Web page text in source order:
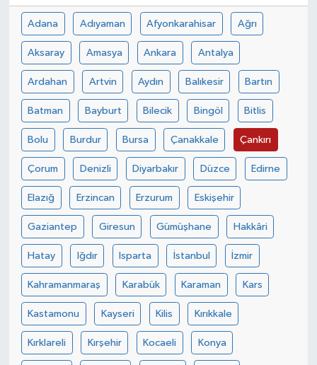
Adana Adıyaman Afyonkarahisar Ağrı
Aksaray Amasya Ankara Antalya
Ardahan Artvin Aydın Balıkesir Bartın
Batman Bayburt Bilecik Bingöl Bitlis
Bolu Burdur Bursa Çanakkale Çankırı
Çorum Denizli Diyarbakır Düzce Edirne
Elazığ Erzincan Erzurum Eskişehir
Gaziantep Giresun Gümüşhane Hakkâri
Hatay Iğdır Isparta İstanbul İzmir
Kahramanmaraş Karabük Karaman Kars
Kastamonu Kayseri Kilis Kırıkkale
Kırklareli Kırşehir Kocaeli Konya